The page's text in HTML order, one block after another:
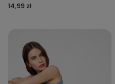
14,99 zł